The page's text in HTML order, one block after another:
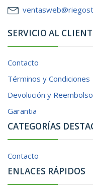
SERVICIO AL
Contacto
Términos y Condiciones
Devolución y
Garantia
CATEGORÍAS
Contacto
ENLACES RÁPIDOS